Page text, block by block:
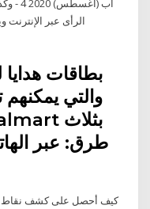
الرأى عبر الإنترنت
والتي يمكنهم
طرق: عبر